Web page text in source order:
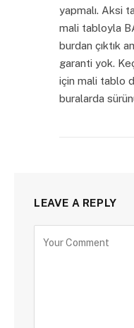
yapmalı. Aksi
mali tabloyla
burdan çıktık
garanti yok.
için mali tablo
buralarda
LEAVE A REPLY